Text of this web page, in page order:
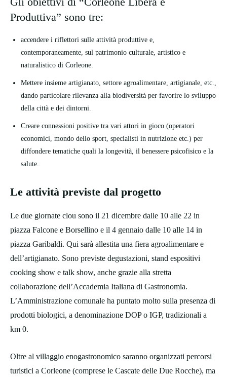
Produttiva” sono tre:
accendere i riflettori sulle attività produttive e,
contemporaneamente, sul patrimonio culturale, artistico e
naturalistico di Corleone.
Mettere insieme artigianato, settore agroalimentare, artigianale, etc.,
dando particolare rilevanza alla biodiversità per favorire lo sviluppo
della città e dei dintorni.
Creare connessioni positive tra vari attori in gioco (operatori
economici, mondo dello sport, specialisti in nutrizione etc.) per
diffondere tematiche quali la longevità, il benessere psicofisico e la
salute.
Le attività previste dal progetto
Le due giornate clou sono il 21 dicembre dalle 10 alle 22 in
piazza Falcone e Borsellino e il 4 gennaio dalle 10 alle 14 in
piazza Garibaldi. Qui sarà allestita una fiera agroalimentare e
dell’artigianato. Sono previste degustazioni, stand espositivi
cooking show e talk show, anche grazie alla stretta
collaborazione dell’Accademia Italiana di Gastronomia.
L’Amministrazione comunale ha puntato molto sulla presenza di
prodotti biologici, a denominazione DOP o IGP, tradizionali a
km 0.
Oltre al villaggio enogastronomico saranno organizzati percorsi
turistici a Corleone (comprese le Cascate delle Due Rocche), ma